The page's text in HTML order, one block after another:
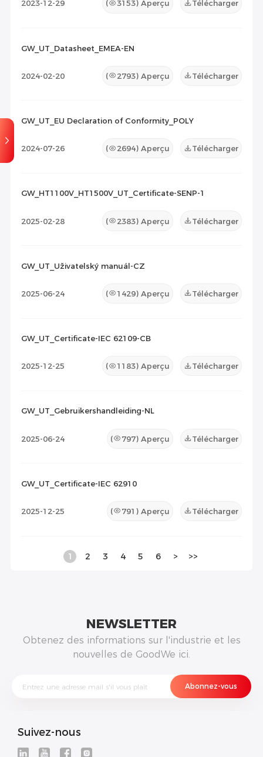
2023-12-29 ( 3153) Aperçu Télécharger
GW_UT_Datasheet_EMEA-EN
2024-02-20 ( 2793) Aperçu Télécharger
GW_UT_EU Declaration of Conformity_POLY
2024-07-26 ( 2694) Aperçu Télécharger
GW_HT1100V_HT1500V_UT_Certificate-SENP-1
2025-02-28 ( 2383) Aperçu Télécharger
GW_UT_Uživatelský manuál-CZ
2025-06-24 ( 1429) Aperçu Télécharger
GW_UT_Certificate-IEC 62109-CB
2025-12-25 ( 1183) Aperçu Télécharger
GW_UT_Gebruikershandleiding-NL
2025-06-24 ( 797) Aperçu Télécharger
GW_UT_Certificate-IEC 62910
2025-12-25 ( 791 ) Aperçu Télécharger
1 2 3 4 5 6 > >>
NEWSLETTER
Obtenez des informations sur l'industrie et les
nouvelles de GoodWe ici.
Suivez-nous